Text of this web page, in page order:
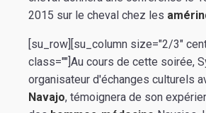
2015 sur le cheval chez les
[su_row][su_column size="2/3"
class=""]Au cours de cette soirée,
organisateur d'échanges culturels
Navajo, témoignera de son